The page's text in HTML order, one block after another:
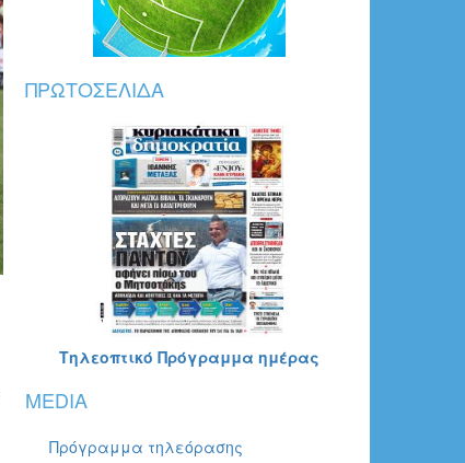
ΠΡΩΤΟΣΈΛΙΔΑ
Τηλεοπτικό Πρόγραμμα ημέρας
MEDIA
Πρόγραμμα τηλεόρασης